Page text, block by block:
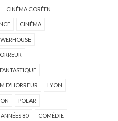
CINÉMA CORÉEN
CINÉMA
FANTASTIQUE
D'HORREUR LYON
POLAR
ANNÉES 80 COMÉDIE